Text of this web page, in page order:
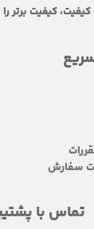
کیفیت برتر
سفارش
تماس با